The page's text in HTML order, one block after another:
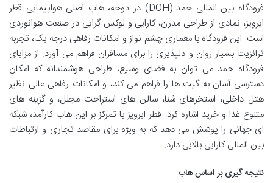
فرودگاه بین المللی حمد (DOH) در دوحه، هاب اصلی هواپیمایی قطر
ایرویز، نمادی از طراحی مدرن، کارایی و لوکس گرایی در صنعت هوانوردی
است. این فرودگاه با معماری چشم نواز و امکانات رفاهی درجه یک، تجربه
ترانزیت بسیار روان و دلپذیری را برای مسافران فراهم می آورد. از مزایای
فرودگاه حمد می توان به فضای وسیع، طراحی هوشمندانه که امکان
دسترسی آسان به گیت ها را فراهم می کند، و امکانات رفاهی عالی نظیر
هتل داخلی، استخرهای شنا، سالن های استراحت مجلل، و گزینه های
متنوع غذا و خرید اشاره کرد. قطر ایرویز با تمرکز بر این هاب کارآمد، شبکه
ای جهانی را پوشش می دهد که به ویژه برای مقاصد تجاری و ارتباطات
بین المللی کارایی بالایی دارد.
نتیجه گیری بر اساس هاب